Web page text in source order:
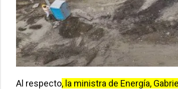
Al respecto, la ministra de Energía,